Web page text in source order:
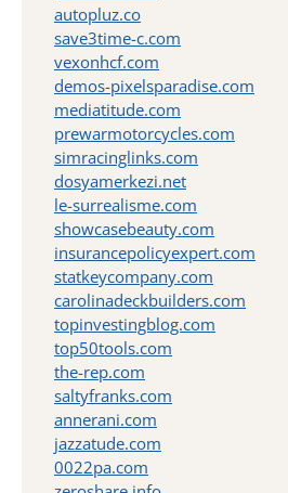
autopluz.co
save3time-c.com
vexonhcf.com
demos-pixelsparadise.com
mediatitude.com
prewarmotorcycles.com
simracinglinks.com
dosyamerkezi.net
le-surrealisme.com
showcasebeauty.com
insurancepolicyexpert.com
statkeycompany.com
carolinadeckbuilders.com
topinvestingblog.com
top50tools.com
the-rep.com
saltyfranks.com
annerani.com
jazzatude.com
0022pa.com